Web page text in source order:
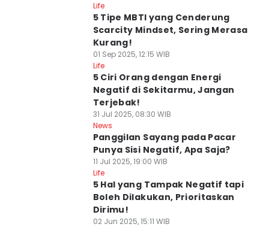
Life
5 Tipe MBTI yang Cenderung
Scarcity Mindset, Sering Merasa
Kurang!
01 Sep 2025, 12:15 WIB
Life
5 Ciri Orang dengan Energi
Negatif di Sekitarmu, Jangan
Terjebak!
31 Jul 2025, 08:30 WIB
News
Panggilan Sayang pada Pacar
Punya Sisi Negatif, Apa Saja?
11 Jul 2025, 19:00 WIB
Life
5 Hal yang Tampak Negatif tapi
Boleh Dilakukan, Prioritaskan
Dirimu!
02 Jun 2025, 15:11 WIB